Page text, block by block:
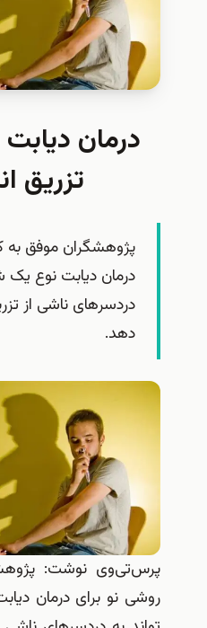
درمان دیابت
تزریق
پژوهشگران موفق
درمان دیابت نوع یک
دردسرهای ناشی از
دهد.
پرس‌تی‌وی نوشت:
روشی نو برای درمان